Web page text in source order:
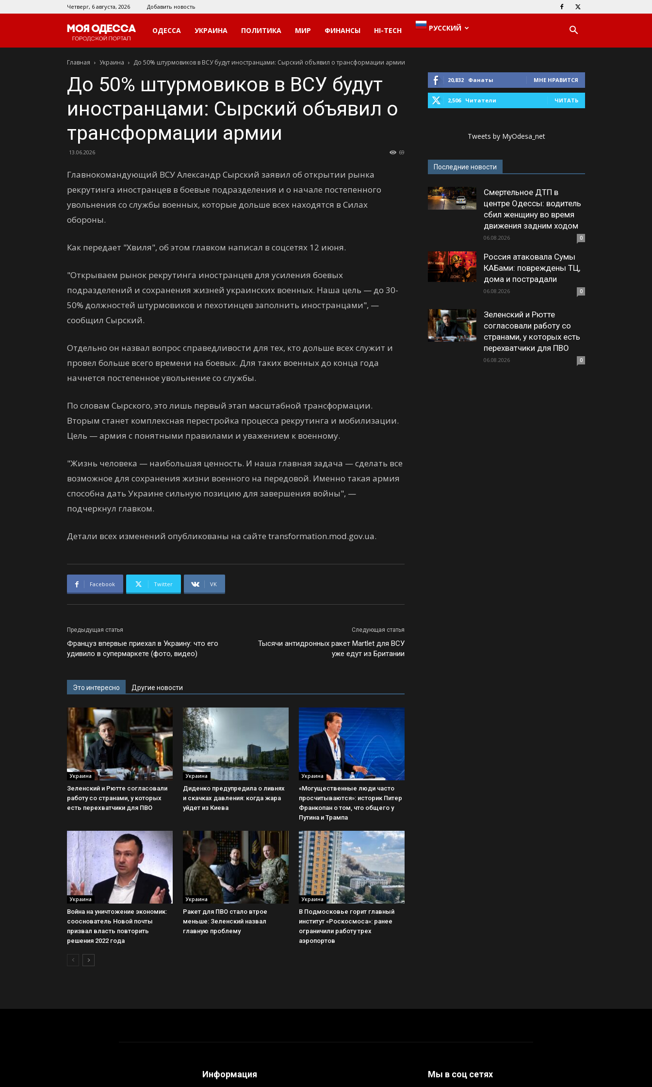
Четверг, 6 августа, 2026 Добавить новость
Моя
Одесса
ОДЕССА УКРАИНА ПОЛИТИКА МИР ФИНАНСЫ HI-TECH РУССКИЙ
Главная Украина До 50% штурмовиков в ВСУ будут иностранцами: Сырский объявил о трансформации армии
До 50% штурмовиков в ВСУ будут
иностранцами: Сырский объявил о
трансформации армии
13.06.2026 69
Главнокомандующий ВСУ Александр Сырский заявил об открытии рынка
рекрутинга иностранцев в боевые подразделения и о начале постепенного
увольнения со службы военных, которые дольше всех находятся в Силах
обороны.
Как передает "Хвиля", об этом главком написал в соцсетях 12 июня.
"Открываем рынок рекрутинга иностранцев для усиления боевых
подразделений и сохранения жизней украинских военных. Наша цель — до 30-
50% должностей штурмовиков и пехотинцев заполнить иностранцами", —
сообщил Сырский.
Отдельно он назвал вопрос справедливости для тех, кто дольше всех служит и
провел больше всего времени на боевых. Для таких военных до конца года
начнется постепенное увольнение со службы.
По словам Сырского, это лишь первый этап масштабной трансформации.
Вторым станет комплексная перестройка процесса рекрутинга и мобилизации.
Цель — армия с понятными правилами и уважением к военному.
"Жизнь человека — наибольшая ценность. И наша главная задача — сделать все
возможное для сохранения жизни военного на передовой. Именно такая армия
способна дать Украине сильную позицию для завершения войны", —
подчеркнул главком.
Детали всех изменений опубликованы на сайте transformation.mod.gov.ua.
Facebook Twitter VK
Предыдущая статья
Француз впервые приехал в Украину: что его
удивило в супермаркете (фото, видео)
Следующая статья
Тысячи антидронных ракет Martlet для ВСУ
уже едут из Британии
Это интересно Другие новости
Украина
Зеленский и Рютте согласовали
работу со странами, у которых
есть перехватчики для ПВО
Украина
Диденко предупредила о ливнях
и скачках давления: когда жара
уйдет из Киева
Украина
«Могущественные люди часто
просчитываются»: историк Питер
Франкопан о том, что общего у
Путина и Трампа
Украина
Война на уничтожение экономик:
сооснователь Новой почты
призвал власть повторить
решения 2022 года
Украина
Ракет для ПВО стало втрое
меньше: Зеленский назвал
главную проблему
Украина
В Подмосковье горит главный
институт «Роскосмоса»: ранее
ограничили работу трех
аэропортов
20,832 Фанаты МНЕ НРАВИТСЯ
2,506 Читатели ЧИТАТЬ
Tweets by MyOdesa_net
Последние новости
Смертельное ДТП в
центре Одессы: водитель
сбил женщину во время
движения задним ходом
06.08.2026 0
Россия атаковала Сумы
КАБами: повреждены ТЦ,
дома и пострадали
06.08.2026 0
Зеленский и Рютте
согласовали работу со
странами, у которых есть
перехватчики для ПВО
06.08.2026 0
Информация Мы в соц сетях